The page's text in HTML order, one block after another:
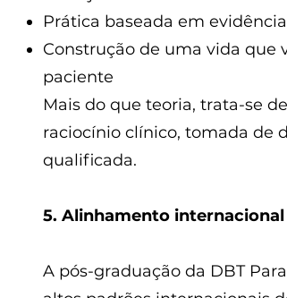
Prática baseada em
Construção de uma vida que
paciente
Mais do que teoria, trata-se
raciocínio clínico, tomada de
qualificada.
5. Alinhamento
A pós-graduação da DBT